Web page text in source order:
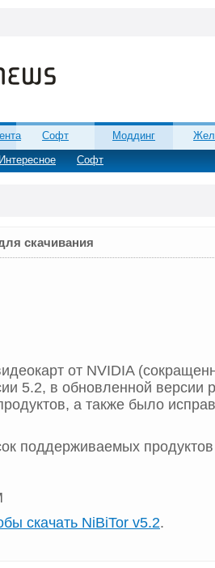
Интересное Софт
Софт Моддинг
скачивания
от NVIDIA
5.2, в обновленной версии
а также было
поддерживаемых
скачать NiBiTor v5.2.